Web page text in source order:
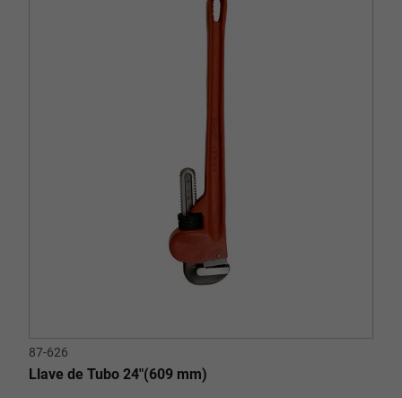
87-626
Llave de Tubo 24"(609 mm)